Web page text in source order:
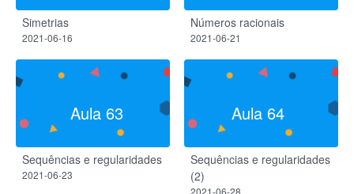
Simetrias
2021-06-16
Números racionais
2021-06-21
Aula 63
Sequências e regularidades
2021-06-23
Aula 64
Sequências e regularidades
(2)
2021-06-28